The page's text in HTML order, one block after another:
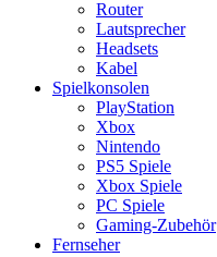
Router
Lautsprecher
Headsets
Kabel
Spielkonsolen
PlayStation
Xbox
Nintendo
PS5 Spiele
Xbox Spiele
PC Spiele
Gaming-Zubehör
Fernseher